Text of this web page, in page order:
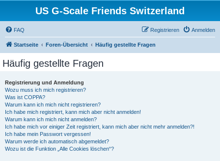
US G-Scale Friends Switzerland
FAQ Anmelden
Registrieren
Startseite Foren-Übersicht Häufig gestellte Fragen
Häufig gestellte Fragen
Registrierung und Anmeldung
Wozu muss ich mich registrieren?
Was ist COPPA?
Warum kann ich mich nicht registrieren?
Ich habe mich registriert, kann mich aber nicht anmelden!
Warum kann ich mich nicht anmelden?
Ich habe mich vor einiger Zeit registriert, kann mich aber nicht mehr anmelden?!
Ich habe mein Passwort vergessen!
Warum werde ich automatisch abgemeldet?
Wozu ist die Funktion „Alle Cookies löschen“?